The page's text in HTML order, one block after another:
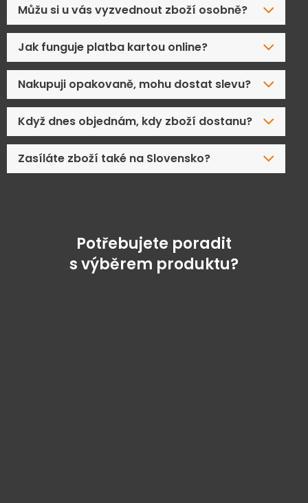
Můžu si u vás vyzvednout zboží osobně?
Jak funguje platba kartou online?
Nakupuji opakovaně, mohu dostat slevu?
Když dnes objednám, kdy zboží dostanu?
Zasíláte zboží také na Slovensko?
Potřebujete poradit
s výběrem produktu?